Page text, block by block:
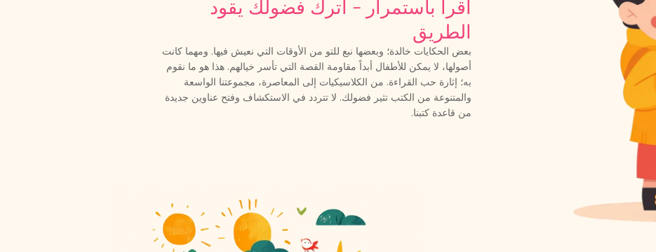
اقرأ باستمرار - اترك فضولك يقود
الطريق
بعض الحكايات خالدة؛ وبعضها نبع للتو من الأوقات التي نعيش فيها. ومهما كانت
أصولها، لا يمكن للأطفال أبداً مقاومة القصة التي تأسر خيالهم. هذا هو ما نقوم
به؛ إثارة حب القراءة. من الكلاسيكيات إلى المعاصرة، مجموعتنا الواسعة
والمتنوعة من الكتب تثير فضولك. لا تتردد في الاستكشاف وفتح عناوين جديدة
من قاعدة كتبنا.